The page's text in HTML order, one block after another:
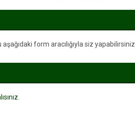
form aracılığıyla siz yapabilirsiniz.